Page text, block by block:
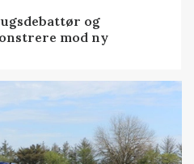
og
mod ny